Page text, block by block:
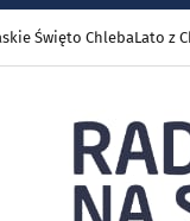
Święto ChlebaLato z